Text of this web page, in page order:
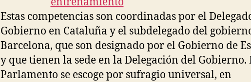
Estas competencias son coordinadas por el
Gobierno en Cataluña y el subdelegado del
Barcelona, que son designado por el Gobierno de
y que tienen la sede en la Delegación del Gobierno.
Parlamento se escoge por sufragio universal, en